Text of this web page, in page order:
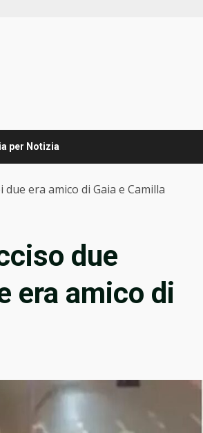
per Notizia
era amico di Gaia e Camilla
due
era amico di